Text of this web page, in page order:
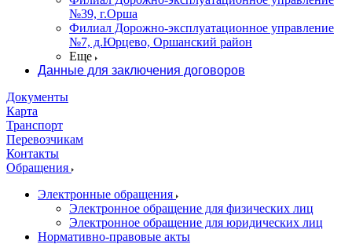
№39, г.Орша
Филиал Дорожно-эксплуатационное управление
№7, д.Юрцево, Оршанский район
Еще
Данные для заключения договоров
Документы
Карта
Транспорт
Перевозчикам
Контакты
Обращения
Электронные обращения
Электронное обращение для физических лиц
Электронное обращение для юридических лиц
Нормативно-правовые акты